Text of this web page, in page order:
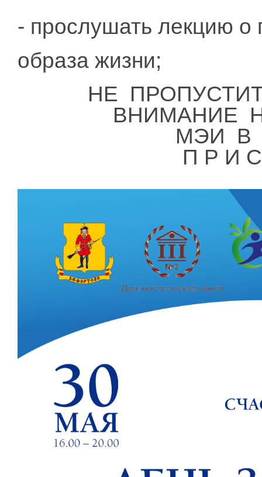
- прослушать лекцию о
образа жизни;
НЕ
ВНИМАНИЕ
МЭИ В
П Р И С